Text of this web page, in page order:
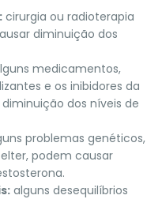
cirurgia ou radioterapia
diminuição dos
medicamentos,
e os inibidores da
dos níveis de
problemas genéticos,
podem causar
alguns desequilíbrios